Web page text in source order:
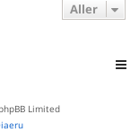
Aller
Limited